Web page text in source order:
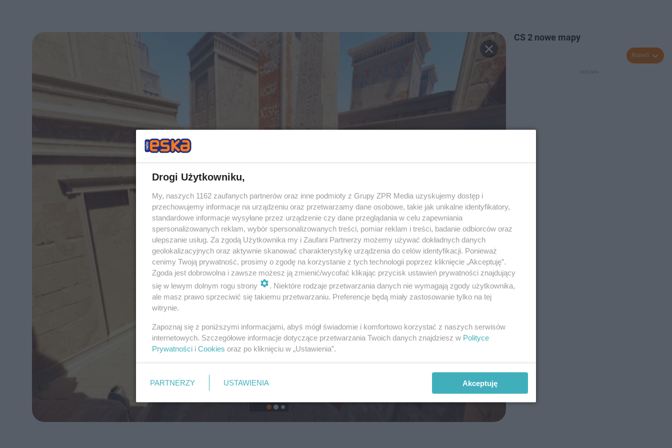
CS 2 nowe mapy
Rozwiń
Drogi Użytkowniku,
My, naszych 1162 zaufanych partnerów oraz inne podmioty z Grupy ZPR Media uzyskujemy dostęp i
przechowujemy informacje na urządzeniu oraz przetwarzamy dane osobowe, takie jak unikalne identyfikatory,
standardowe informacje wysyłane przez urządzenie czy dane przeglądania w celu zapewniania
spersonalizowanych reklam, wybór spersonalizowanych treści, pomiar reklam i treści, badanie odbiorców oraz
ulepszanie usług. Za zgodą Użytkownika my i Zaufani Partnerzy możemy używać dokładnych danych
geolokalizacyjnych oraz aktywnie skanować charakterystykę urządzenia do celów identyfikacji. Ponieważ
cenimy Twoją prywatność, prosimy o zgodę na korzystanie z tych technologii poprzez kliknięcie „Akceptuję”.
Zgoda jest dobrowolna i zawsze możesz ją zmienić/wycofać klikając przycisk ustawień prywatności znajdujący
się w lewym dolnym rogu strony
. Niektóre rodzaje przetwarzania danych nie wymagają zgody użytkownika,
ale masz prawo sprzeciwić się takiemu przetwarzaniu. Preferencje będą miały zastosowanie tylko na tej
witrynie.
Zapoznaj się z poniższymi informacjami, abyś mógł świadomie i komfortowo korzystać z naszych serwisów
internetowych. Szczegółowe informacje dotyczące przetwarzania Twoich danych znajdziesz w Polityce
Prywatności i Cookies oraz po kliknięciu w „Ustawienia”.
PARTNERZY USTAWIENIA Akceptuję